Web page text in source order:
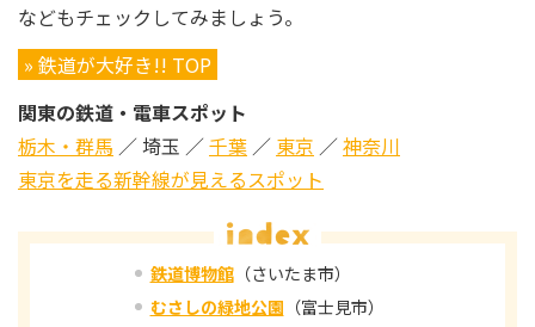
などもチェックしてみましょう。
» 鉄道が大好き!! TOP
関東の鉄道・電車スポット
栃木・群馬 ／ 埼玉 ／千葉 ／ 東京 ／神奈川
東京を走る新幹線が見えるスポット
鉄道博物館（さいたま市）
むさしの緑地公園 （富士見市）